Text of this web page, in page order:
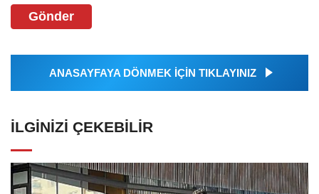
Gönder
ANASAYFAYA DÖNMEK İÇİN TIKLAYINIZ
İLGINIZI ÇEKEBILIR